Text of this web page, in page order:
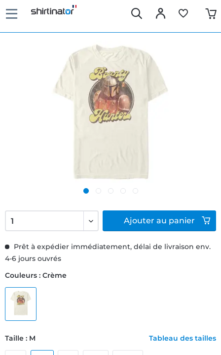
Prêt à expédier immédiatement, délai de livraison env.
4-6 jours ouvrés
Couleurs : Crème
Taille : M Tableau des tailles
Ajouter au panier